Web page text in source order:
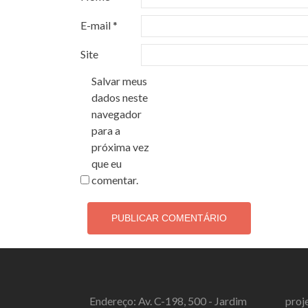
E-mail*
Site
Salvar meus
dados neste
navegador
para a
próxima vez
que eu
comentar.
Endereço: Av. C-198, 500 - Jardim